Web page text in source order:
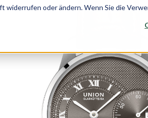
widerrufen oder ändern. Wenn Sie die